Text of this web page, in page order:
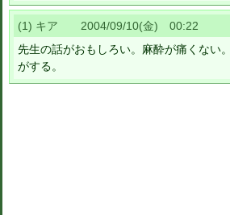
(1) キア 2004/09/10(金) 00:22
先生の話がおもしろい。麻酔が痛くない
がする。